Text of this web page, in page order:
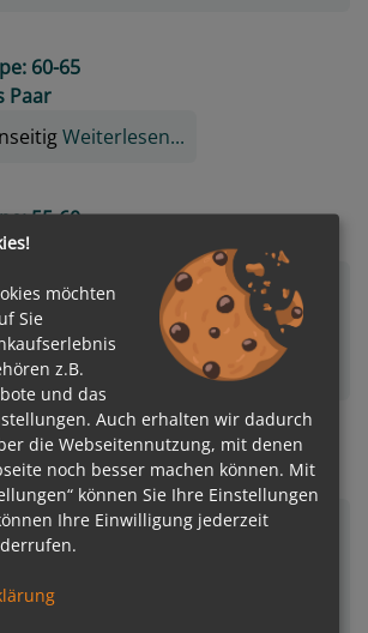
60-65
Paar
Weiterlesen...
55-60
Restaurants, auf unserer Reise
sind sehr zu empfehlen. Das
Auswahl waren sehr gut.
70+
Paar
Buffetrestaurant war sehr auf
Gäste zugeschnitten. Die auf
erwartete und auch gewöhnte
nicht angeboten. Es war alles frisch
möchten
Sie
z.B.
und das
Auch erhalten wir dadurch
die Webseitennutzung, mit denen
noch besser machen können. Mit
können Sie Ihre Einstellungen
Ihre Einwilligung jederzeit